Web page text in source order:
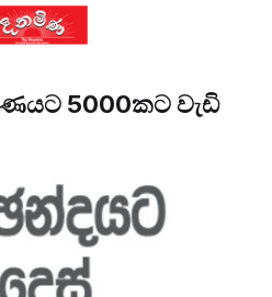
5000කට වැඩි